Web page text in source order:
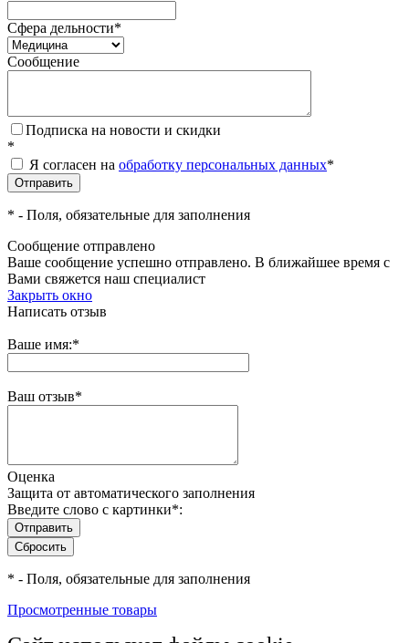
Сфера дельности*
Сообщение
Подписка на новости и скидки
*
Я согласен на обработку персональных данных*
* - Поля, обязательные для заполнения
Сообщение отправлено
Ваше сообщение успешно отправлено. В ближайшее время с
Вами свяжется наш специалист
Закрыть окно
Написать отзыв
Ваше имя:*
Ваш отзыв*
Оценка
Защита от автоматического заполнения
Введите слово с картинки*:
* - Поля, обязательные для заполнения
Просмотренные товары